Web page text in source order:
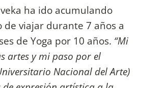
ha ido acumulando
de viajar durante 7 años a
de Yoga por 10 años. “Mi
artes y mi paso por el
Nacional del Arte)